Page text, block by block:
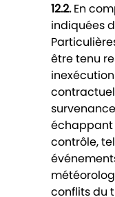
12.2.En
indiquées
être tenu
échappant
contrôle,
conflits du